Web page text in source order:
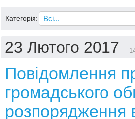
Категорія:
23 Лютого 2017
Повідомлення
громадського
розпорядження